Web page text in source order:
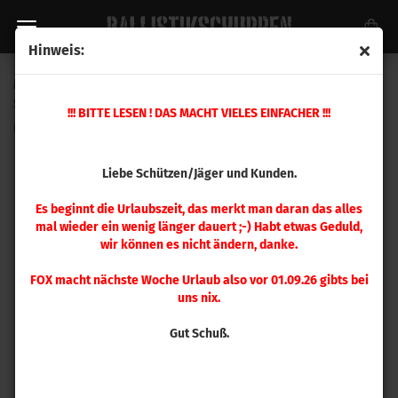
Hinweis:
!!! BITTE LESEN ! DAS MACHT VIELES EINFACHER !!!
Liebe Schützen/Jäger und Kunden.
Es beginnt die Urlaubszeit, das merkt man daran das alles
mal wieder ein wenig länger dauert ;-) Habt etwas Geduld,
wir können es nicht ändern, danke.
FOX macht nächste Woche Urlaub also vor 01.09.26 gibts bei
uns nix.
Gut Schuß.
Magpul MOE®-EVO Enhanced Magazine Release - CZ
Scorpion® EVO 3 BLK